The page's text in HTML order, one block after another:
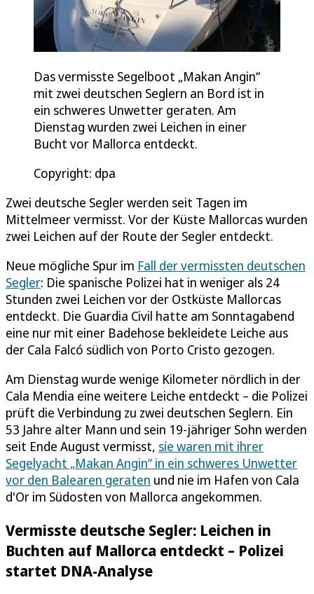
Das vermisste Segelboot „Makan Angin“
mit zwei deutschen Seglern an Bord ist in
ein schweres Unwetter geraten. Am
Dienstag wurden zwei Leichen in einer
Bucht vor Mallorca entdeckt.
Copyright: dpa
Zwei deutsche Segler werden seit Tagen im
Mittelmeer vermisst. Vor der Küste Mallorcas wurden
zwei Leichen auf der Route der Segler entdeckt.
Neue mögliche Spur im Fall der vermissten deutschen
Segler: Die spanische Polizei hat in weniger als 24
Stunden zwei Leichen vor der Ostküste Mallorcas
entdeckt. Die Guardia Civil hatte am Sonntagabend
eine nur mit einer Badehose bekleidete Leiche aus
der Cala Falcó südlich von Porto Cristo gezogen.
Am Dienstag wurde wenige Kilometer nördlich in der
Cala Mendia eine weitere Leiche entdeckt – die Polizei
prüft die Verbindung zu zwei deutschen Seglern. Ein
53 Jahre alter Mann und sein 19-jähriger Sohn werden
seit Ende August vermisst, sie waren mit ihrer
Segelyacht „Makan Angin“ in ein schweres Unwetter
vor den Balearen geraten und nie im Hafen von Cala
d'Or im Südosten von Mallorca angekommen.
Vermisste deutsche Segler: Leichen in
Buchten auf Mallorca entdeckt – Polizei
startet DNA-Analyse